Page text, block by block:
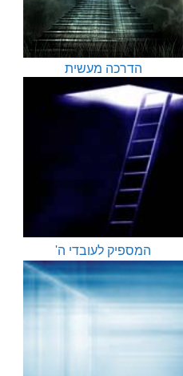
הדרכה מעשית
המספיק לעובדי ה'